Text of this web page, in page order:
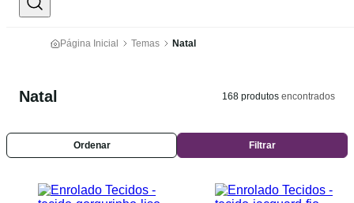
Página Inicial Temas Natal
Natal 168 produtos encontrados
Ordenar Filtrar